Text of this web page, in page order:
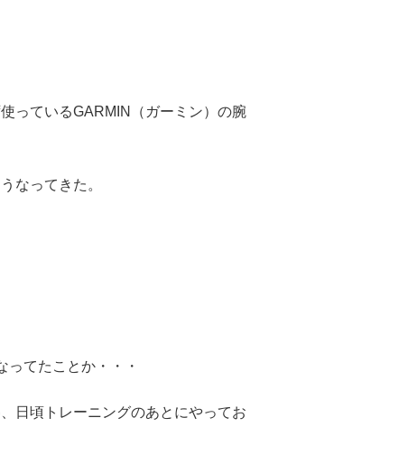
っているGARMIN（ガーミン）の腕
なってきた。
てたことか・・・
日頃トレーニングのあとにやってお